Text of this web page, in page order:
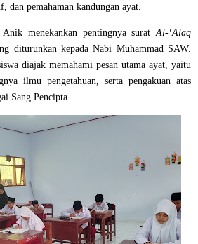
pemahaman kandungan ayat.
menekankan pentingnya surat Al-‘Alaq
diturunkan kepada Nabi Muhammad SAW.
diajak memahami pesan utama ayat, yaitu
ilmu pengetahuan, serta pengakuan atas
Sang Pencipta.